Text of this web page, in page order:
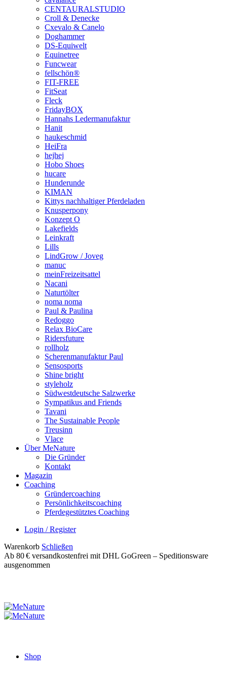
CENTAURALSTUDIO
Croll & Denecke
Cxevalo & Canelo
Doghammer
DS-Equiwelt
Equinetree
Funcwear
fellschön®
FIT-FREE
FitSeat
Fleck
FridayBOX
Hannahs Ledermanufaktur
Hanit
haukeschmid
HeiFra
hejhej
Hobo Shoes
hucare
Hunderunde
KIMAN
Kittys nachhaltiger Pferdeladen
Knusperpony
Konzept O
Lakefields
Leinkraft
Lills
LindGrow / Joveg
manuc
meinFreizeitsattel
Nacani
Naturtölter
noma noma
Paul & Paulina
Redoggo
Relax BioCare
Ridersfuture
rollholz
Scherenmanufaktur Paul
Sensosports
Shine bright
styleholz
Südwestdeutsche Salzwerke
Sympatikus and Friends
Tavani
The Sustainable People
Treusinn
Vlace
Über MeNature
Die Gründer
Kontakt
Magazin
Coaching
Gründercoaching
Persönlichkeitscoaching
Pferdegestütztes Coaching
Login / Register
Warenkorb Schließen
Ab 80 € versandkostenfrei mit DHL GoGreen – Speditionsware
ausgenommen
Shop